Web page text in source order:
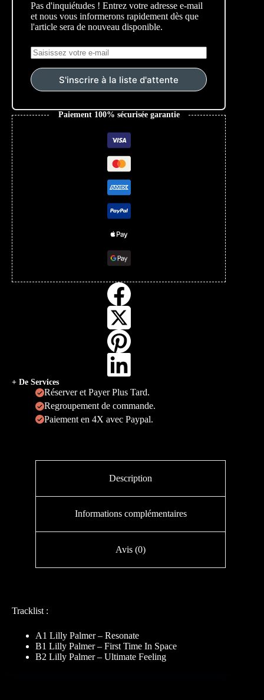
Pas d'inquiétudes ! Entrez votre adresse e-mail
et nous vous informerons rapidement dès que
l'article sera de nouveau disponible.
S'inscrire à la liste d'attente
Paiement 100% sécurisée garantie
+ De Services
Réserver et Payer Plus Tard.
Regroupement de commande.
Paiement en 4X avec Paypal.
Description
Informations complémentaires
Avis (0)
Tracklist :
A1 Lilly Palmer – Resonate
B1 Lilly Palmer – First Time In Space
B2 Lilly Palmer – Ultimate Feeling